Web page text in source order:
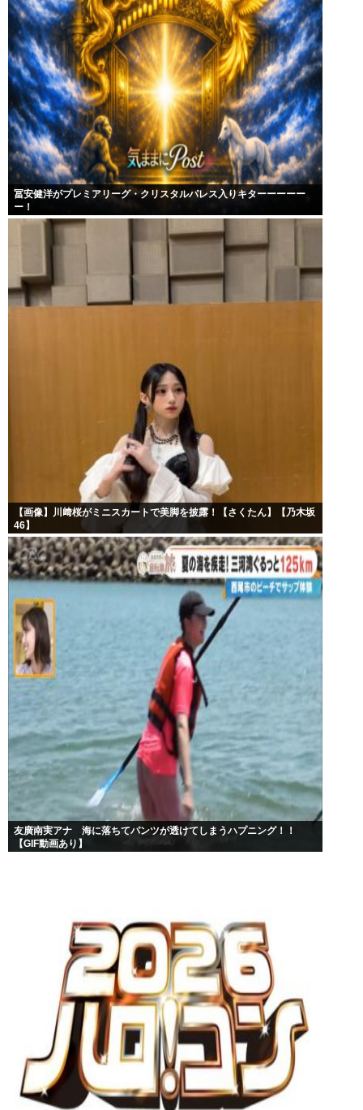
冨安健洋がプレミアリーグ・クリスタルパレス入りキターーーーー
ー！
【画像】川﨑桜がミニスカートで美脚を披露！【さくたん】【乃木坂
46】
友廣南実アナ 海に落ちてパンツが透けてしまうハプニング！！
【GIF動画あり】